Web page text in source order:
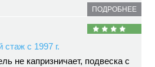
ПОДРОБНЕЕ
с 1997 г.
не капризничает, подвеска с